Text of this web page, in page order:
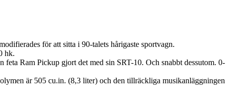
för att sitta i 90-talets hårigaste sportvagn.
hk.
Ram Pickup gjort det med sin SRT-10. Och snabbt dessutom. 0-
är 505 cu.in. (8,3 liter) och den tillräckliga musikanläggningen